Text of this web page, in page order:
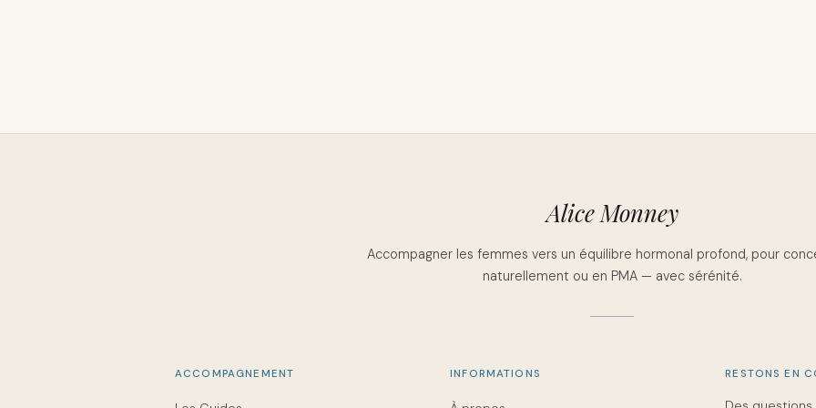
Alice Monney
Accompagner les femmes vers un équilibre hormonal profond, pour
naturellement ou en PMA — avec sérénité.
ACCOMPAGNEMENT INFORMATIONS RESTONS EN